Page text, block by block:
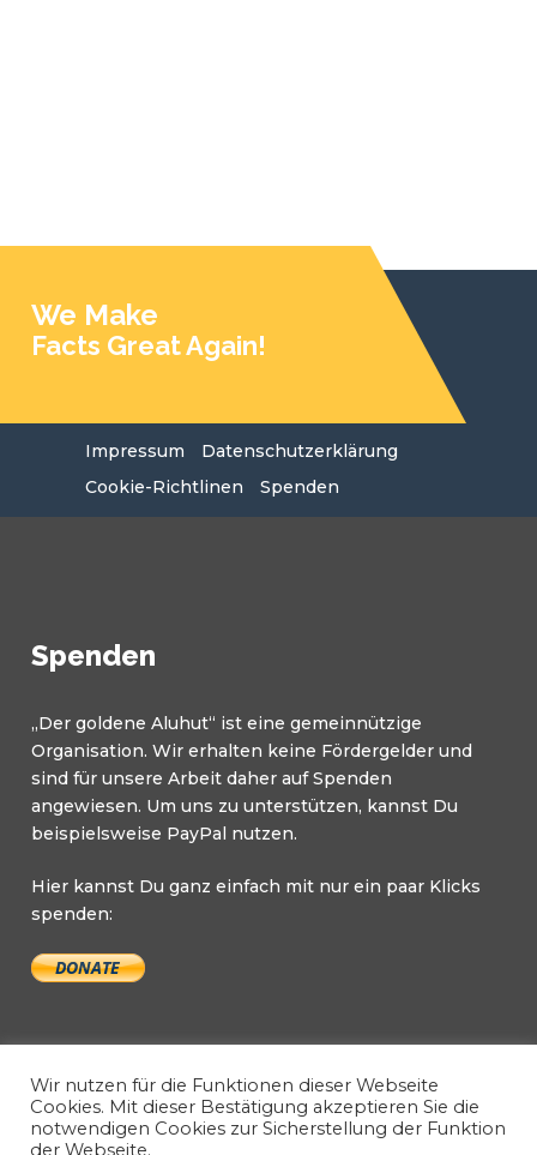
We Make
Facts Great Again!
Impressum
Datenschutzerklärung
Cookie-Richtlinen
Spenden
Spenden
„Der goldene Aluhut“ ist eine gemeinnützige
Organisation. Wir erhalten keine Fördergelder und
sind für unsere Arbeit daher auf Spenden
angewiesen. Um uns zu unterstützen, kannst Du
beispielsweise PayPal nutzen.
Hier kannst Du ganz einfach mit nur ein paar Klicks
spenden:
Copyright © 2026 Der goldene Aluhut. All Rights
Wir nutzen für die Funktionen dieser Webseite
Cookies. Mit dieser Bestätigung akzeptieren Sie die
notwendigen Cookies zur Sicherstellung der Funktion
der Webseite.